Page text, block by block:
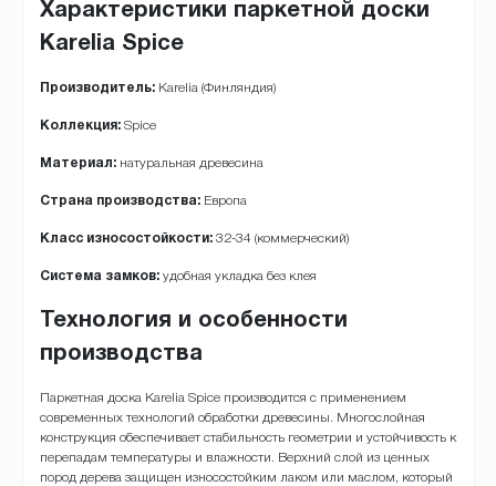
Характеристики паркетной доски
Karelia Spice
Производитель:Karelia (Финляндия)
Коллекция:Spice
Материал:натуральная древесина
Страна производства:Европа
Класс износостойкости:32-34 (коммерческий)
Система замков:удобная укладка без клея
Технология и особенности
производства
Паркетная доска Karelia Spice производится с применением
современных технологий обработки древесины. Многослойная
конструкция обеспечивает стабильность геометрии и устойчивость к
перепадам температуры и влажности. Верхний слой из ценных
пород дерева защищен износостойким лаком или маслом, который